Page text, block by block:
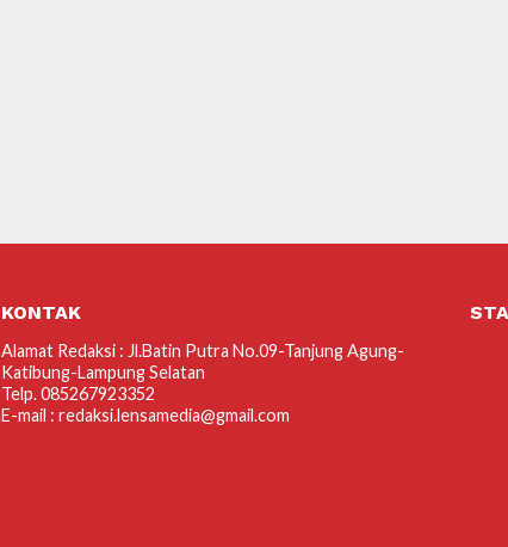
KONTAK
Alamat Redaksi : Jl.Batin Putra No.09-Tanjung Agung-
Katibung-Lampung Selatan
Telp. 085267923352
E-mail : redaksi.lensamedia@gmail.com